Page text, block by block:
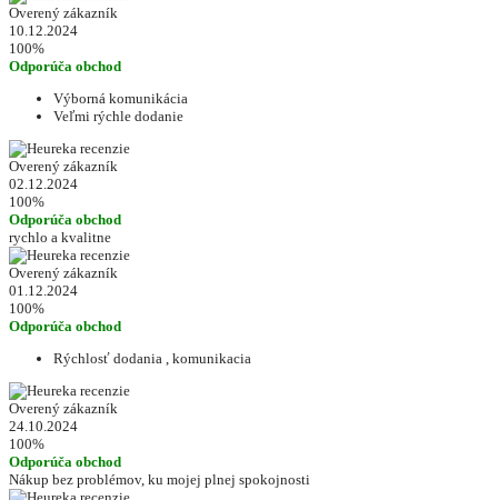
Overený zákazník
10.12.2024
100%
Odporúča obchod
Výborná komunikácia
Veľmi rýchle dodanie
Overený zákazník
02.12.2024
100%
Odporúča obchod
rychlo a kvalitne
Overený zákazník
01.12.2024
100%
Odporúča obchod
Rýchlosť dodania , komunikacia
Overený zákazník
24.10.2024
100%
Odporúča obchod
Nákup bez problémov, ku mojej plnej spokojnosti